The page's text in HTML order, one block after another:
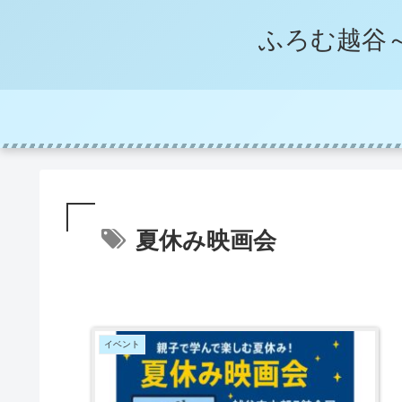
ふろむ越谷
夏休み映画会
イベント